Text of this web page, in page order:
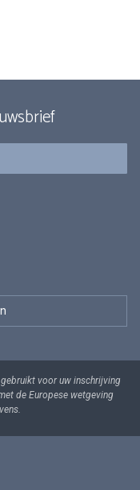
voor uw inschrijving
de Europese wetgeving